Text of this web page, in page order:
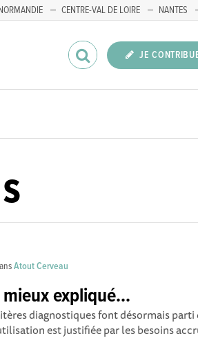
CENTRE-VAL DE LOIRE NANTES
JE
Atout Cerveau
mieux expliqué...
diagnostiques font désormais
est justifiée par les besoins